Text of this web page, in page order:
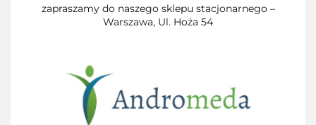
zapraszamy do naszego sklepu stacjonarnego –
Warszawa, Ul. Hoża 54